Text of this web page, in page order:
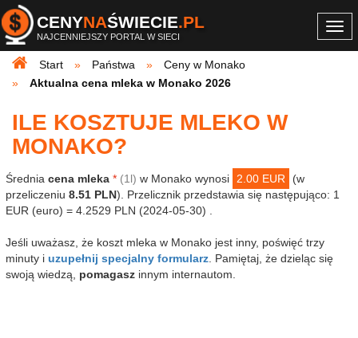
CENYNAŚWIECIE.PL
NAJCENNIEJSZY PORTAL W SIECI
Start
Państwa
Ceny w Monako
Aktualna cena mleka w Monako 2026
ILE KOSZTUJE MLEKO W
MONAKO?
Średnia cena mleka * (1l) w Monako wynosi 2.00 EUR
(w
przeliczeniu 8.51 PLN). Przelicznik przedstawia się następująco: 1
EUR (euro) = 4.2529 PLN (2024-05-30) .
Jeśli uważasz, że koszt mleka w Monako jest inny, poświęć trzy
minuty i uzupełnij specjalny formularz . Pamiętaj, że dzieląc się
swoją wiedzą, pomagasz innym internautom.